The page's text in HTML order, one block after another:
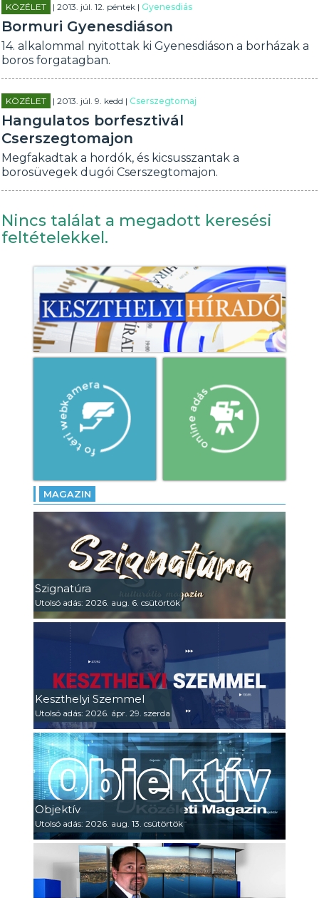
KÖZÉLET | 2013. júl. 12. péntek |Gyenesdiás
Bormuri Gyenesdiáson
14. alkalommal nyitottak ki Gyenesdiáson a borházak a
boros forgatagban.
KÖZÉLET | 2013. júl. 9. kedd |Cserszegtomaj
Hangulatos borfesztivál
Cserszegtomajon
Megfakadtak a hordók, és kicsusszantak a
borosüvegek dugói Cserszegtomajon.
Nincs találat a megadott keresési
feltételekkel.
MAGAZIN
Szignatúra
Utolsó adás: 2026. aug. 6. csütörtök
Keszthelyi Szemmel
Utolsó adás: 2026. ápr. 29. szerda
Objektív
Utolsó adás: 2026. aug. 13. csütörtök